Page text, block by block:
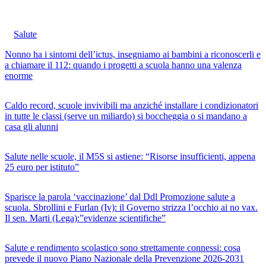
Salute
Nonno ha i sintomi dell’ictus, insegniamo ai bambini a riconoscerli e
a chiamare il 112: quando i progetti a scuola hanno una valenza
enorme
Caldo record, scuole invivibili ma anziché installare i condizionatori
in tutte le classi (serve un miliardo) si boccheggia o si mandano a
casa gli alunni
Salute nelle scuole, il M5S si astiene: “Risorse insufficienti, appena
25 euro per istituto”
Sparisce la parola ‘vaccinazione’ dal Ddl Promozione salute a
scuola. Sbrollini e Furlan (Iv): il Governo strizza l’occhio ai no vax.
Il sen. Marti (Lega):”evidenze scientifiche”
Salute e rendimento scolastico sono strettamente connessi: cosa
prevede il nuovo Piano Nazionale della Prevenzione 2026-2031